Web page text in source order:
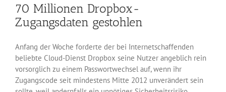
70 Millionen Dropbox-
Zugangsdaten gestohlen
Anfang der Woche forderte der bei Internetschaffenden
beliebte Cloud-Dienst Dropbox seine Nutzer angeblich rein
vorsorglich zu einem Passwortwechsel auf, wenn ihr
Zugangscode seit mindestens Mitte 2012 unverändert sein